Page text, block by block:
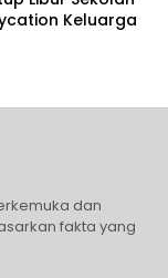
Keluarga
dan
fakta yang